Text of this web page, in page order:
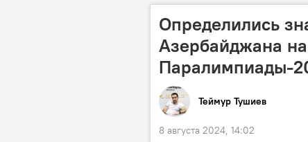
Определились
Азербайджана
Паралимпиады-
Теймур Тушиев
8 августа 2024, 14:02